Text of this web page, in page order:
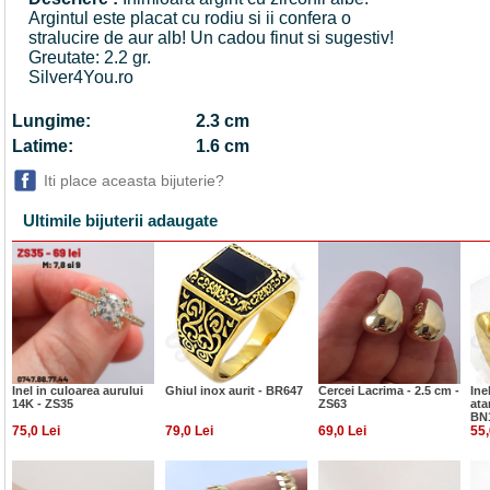
Argintul este placat cu rodiu si ii confera o
stralucire de aur alb! Un cadou finut si sugestiv!
Greutate: 2.2 gr.
Silver4You.ro
Lungime:
2.3 cm
Latime:
1.6 cm
Iti place aceasta bijuterie?
Ultimile bijuterii adaugate
Inel in culoarea aurului
14K - ZS35
Ghiul inox aurit - BR647
Cercei Lacrima - 2.5 cm -
ZS63
75,0 Lei 79,0 Lei 69,0 Lei